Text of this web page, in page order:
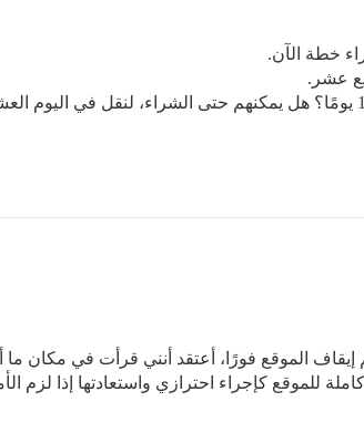
خطة الآن.
عشر.
من الواضح أن الفترة التجريبية المجانية “تنتهي”، ولكن هل سيتم حذف المجتمع بعد 14 يومًا؟ هل
إيقاف الموقع فورًا، أعتقد أنني قرأت في مكان
للموقع كإجراء احترازي واستعادتها إذا لزم